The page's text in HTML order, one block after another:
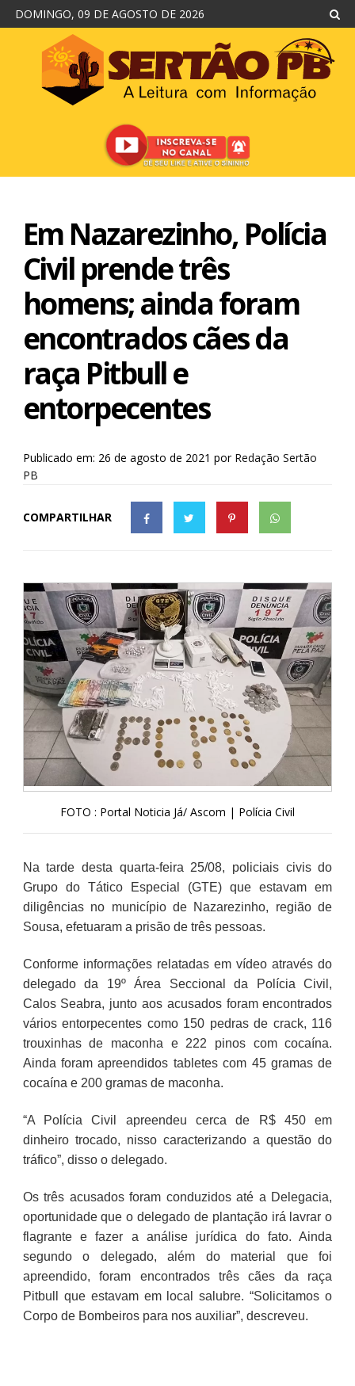
DOMINGO, 09 DE AGOSTO DE 2026
Em Nazarezinho, Polícia
Civil prende três
homens; ainda foram
encontrados cães da
raça Pitbull e
entorpecentes
Publicado em: 26 de agosto de 2021 por Redação Sertão
PB
COMPARTILHAR
FOTO : Portal Noticia Já/ Ascom | Polícia Civil
Na tarde desta quarta-feira 25/08, policiais civis do
Grupo do Tático Especial (GTE) que estavam em
diligências no município de Nazarezinho, região de
Sousa, efetuaram a prisão de três pessoas.
Conforme informações relatadas em vídeo através do
delegado da 19º Área Seccional da Polícia Civil,
Calos Seabra, junto aos acusados foram encontrados
vários entorpecentes como 150 pedras de crack, 116
trouxinhas de maconha e 222 pinos com cocaína.
Ainda foram apreendidos tabletes com 45 gramas de
cocaína e 200 gramas de maconha.
“A Polícia Civil apreendeu cerca de R$ 450 em
dinheiro trocado, nisso caracterizando a questão do
tráfico”, disso o delegado.
Os três acusados foram conduzidos até a Delegacia,
oportunidade que o delegado de plantação irá lavrar o
flagrante e fazer a análise jurídica do fato. Ainda
segundo o delegado, além do material que foi
apreendido, foram encontrados três cães da raça
Pitbull que estavam em local salubre. “Solicitamos o
Corpo de Bombeiros para nos auxiliar”, descreveu.